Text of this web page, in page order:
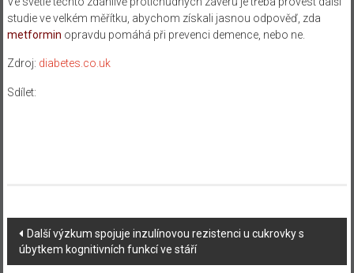
studie ve velkém měřítku, abychom získali jasnou odpověď, zda
metformin opravdu pomáhá při prevenci demence, nebo ne.
Zdroj: diabetes.co.uk
Sdílet:
Navigace
příspěvku
Další výzkum spojuje inzulínovou rezistenci u cukrovky s
úbytkem kognitivních funkcí ve stáří